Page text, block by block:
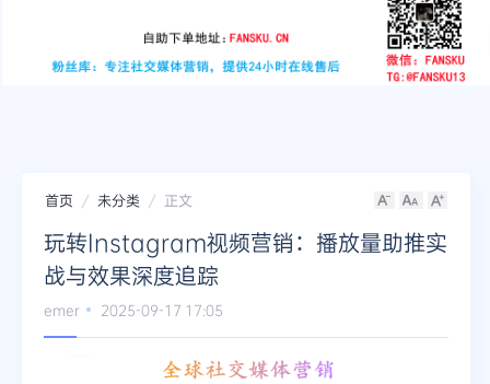
youtube
instagram
首页 未分类 正文
玩转Instagram视频营销：播放量助推实
战与效果深度追踪
emer 2025-09-17 17:05